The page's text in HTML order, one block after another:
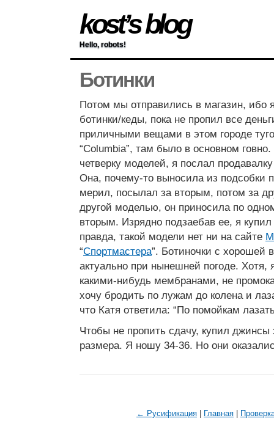
kost’s blog
Hello, robots!
Ботинки
Потом мы отправились в магазин, ибо
ботинки/кеды, пока не пропил все
приличными вещами в этом городе
“Columbia”, там было в основном
четверку моделей, я послал
Она, почему-то выносила из подсобки
мерил, посылал за вторым, потом за
другой моделью, он приносила по
вторым. Изрядно подзаебав ее, я купил
правда, такой модели нет ни на сайте
“Спортмастера”. Ботиночки с хорошей
актуально при нынешней погоде. Хотя,
какими-нибудь мембранами, не
хочу бродить по лужам до колена и
что Катя ответила: “По помойкам
Чтобы не пропить сдачу, купил джинсы
размера. Я ношу 34-36. Но они
← Русификация Главная